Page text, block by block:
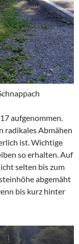
aufgenommen.
radikales Abmähen
ist. Wichtige
so erhalten. Auf
selten bis zum
abgemäht
bis kurz hinter